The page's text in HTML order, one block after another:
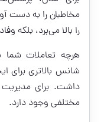
مخاطبان را به دست
را بالا می‌برد، بلکه
هرچه تعاملات شما
شانس بالاتری برای
داشت. برای
مختلفی وجود دارد.